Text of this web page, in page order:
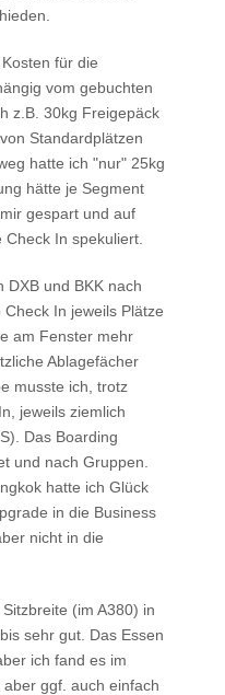
für die
vom gebuchten
z.B. 30kg Freigepäck
Standardplätzen
hatte ich "nur" 25kg
hätte je Segment
gespart und auf
In spekuliert.
DXB und BKK nach
In jeweils Plätze
am Fenster mehr
Ablagefächer
musste ich, trotz
jeweils ziemlich
Das Boarding
und nach Gruppen.
hatte ich Glück
in die Business
nicht in die
(im A380) in
sehr gut. Das Essen
ich fand es im
ggf. auch einfach